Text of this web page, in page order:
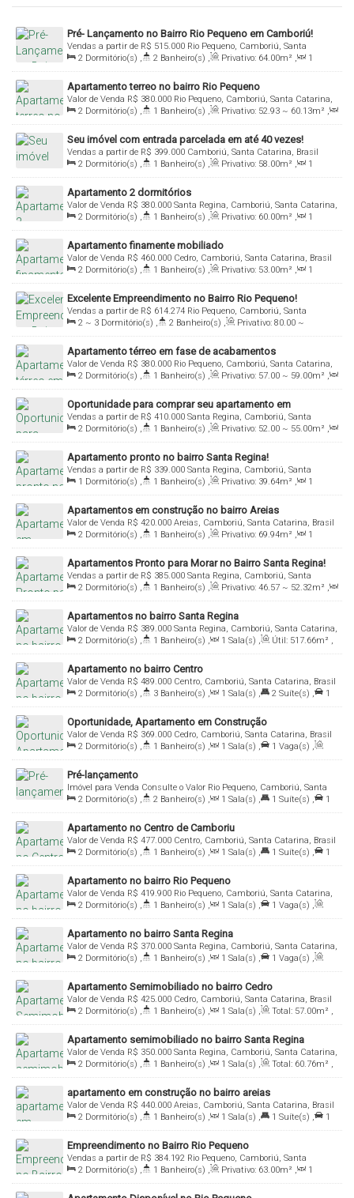
Pré- Lançamento no Bairro Rio Pequeno em Camboriú!
R$ 515.000
Vendas a partir de
Rio Pequeno, Camboriú, Santa
Catarina, Brasil
2 Dormitório(s) , 2 Banheiro(s) , Privativo: 64.00m² ,
1
Sala(s) , 1 Suíte(s) , 1 Vaga(s)
Apartamento terreo no bairro Rio Pequeno
R$ 380.000
Valor de Venda
Rio Pequeno, Camboriú, Santa Catarina,
Brasil
2 Dormitório(s) , 1 Banheiro(s) , Privativo: 52.93 ~ 60.13m² ,
1 Sala(s) , 1 Vaga(s)
Seu imóvel com entrada parcelada em até 40 vezes!
R$ 399.000
Vendas a partir de
Camboriú, Santa Catarina, Brasil
2 Dormitório(s) , 1 Banheiro(s) , Privativo: 58.00m² ,
1
Sala(s) , 1 Vaga(s)
Apartamento 2 dormitórios
R$ 380.000
Valor de Venda
Santa Regina, Camboriú, Santa Catarina,
Brasil
2 Dormitório(s) , 1 Banheiro(s) , Privativo: 60.00m² ,
1
Sala(s)
Apartamento finamente mobiliado
R$ 460.000
Valor de Venda
Cedro, Camboriú, Santa Catarina, Brasil
2 Dormitório(s) , 1 Banheiro(s) , Privativo: 53.00m² ,
1
Sala(s) , 1 Vaga(s)
Excelente Empreendimento no Bairro Rio Pequeno!
R$ 614.274
Vendas a partir de
Rio Pequeno, Camboriú, Santa
Catarina, Brasil
2 ~ 3 Dormitório(s) , 2 Banheiro(s) , Privativo: 80.00 ~
96.00m² , 1 Sala(s) , 1 Suíte(s) , 1 ~ 2 Vaga(s)
Apartamento térreo em fase de acabamentos
R$ 380.000
Valor de Venda
Rio Pequeno, Camboriú, Santa Catarina,
Brasil
2 Dormitório(s) , 1 Banheiro(s) , Privativo: 57.00 ~ 59.00m² ,
1 Sala(s) , 1 Vaga(s)
Oportunidade para comprar seu apartamento em
Camboriú!
R$ 410.000
Vendas a partir de
Santa Regina, Camboriú, Santa
Catarina, Brasil
2 Dormitório(s) , 1 Banheiro(s) , Privativo: 52.00 ~ 55.00m² ,
1 Sala(s) , 1 Vaga(s)
Apartamento pronto no bairro Santa Regina!
R$ 339.000
Vendas a partir de
Santa Regina, Camboriú, Santa
Catarina, Brasil
1 Dormitório(s) , 1 Banheiro(s) , Privativo: 39.64m² ,
1
Sala(s) , 1 Suíte(s) , 1 Vaga(s)
Apartamentos em construção no bairro Areias
R$ 420.000
Valor de Venda
Areias, Camboriú, Santa Catarina, Brasil
2 Dormitório(s) , 1 Banheiro(s) , Privativo: 69.94m² ,
1
Sala(s) , 1 Vaga(s)
Apartamentos Pronto para Morar no Bairro Santa Regina!
R$ 385.000
Vendas a partir de
Santa Regina, Camboriú, Santa
Catarina, Brasil
2 Dormitório(s) , 1 Banheiro(s) , Privativo: 46.57 ~ 52.32m² ,
1 Sala(s) , 1 Vaga(s)
Apartamentos no bairro Santa Regina
R$ 389.000
Valor de Venda
Santa Regina, Camboriú, Santa Catarina,
Brasil
2 Dormitório(s) , 1 Banheiro(s) , 1 Sala(s) , Útil: 517.66m² ,
Terreno: 303.17m²
Apartamento no bairro Centro
R$ 489.000
Valor de Venda
Centro, Camboriú, Santa Catarina, Brasil
2 Dormitório(s) , 3 Banheiro(s) , 1 Sala(s) , 2 Suíte(s) ,
1
Vaga(s) , Útil: 65.00m²
Oportunidade, Apartamento em Construção
R$ 369.000
Valor de Venda
Cedro, Camboriú, Santa Catarina, Brasil
2 Dormitório(s) , 1 Banheiro(s) , 1 Sala(s) , 1 Vaga(s) ,
Útil: 57.00m²
Pré-lançamento
Consulte o Valor
Imóvel para Venda
Rio Pequeno, Camboriú, Santa
Catarina, Brasil
2 Dormitório(s) , 2 Banheiro(s) , 1 Sala(s) , 1 Suíte(s) ,
1
Vaga(s) , Útil: 60.00m²
Apartamento no Centro de Camboriu
R$ 477.000
Valor de Venda
Centro, Camboriú, Santa Catarina, Brasil
2 Dormitório(s) , 1 Banheiro(s) , 1 Sala(s) , 1 Suíte(s) ,
1
Vaga(s) , Útil: 56.00m²
Apartamento no bairro Rio Pequeno
R$ 419.900
Valor de Venda
Rio Pequeno, Camboriú, Santa Catarina,
Brasil
2 Dormitório(s) , 1 Banheiro(s) , 1 Sala(s) , 1 Vaga(s) ,
Útil: 57.72m²
Apartamento no bairro Santa Regina
R$ 370.000
Valor de Venda
Santa Regina, Camboriú, Santa Catarina,
Brasil
2 Dormitório(s) , 1 Banheiro(s) , 1 Sala(s) , 1 Vaga(s) ,
Útil: 58.00m²
Apartamento Semimobiliado no bairro Cedro
R$ 425.000
Valor de Venda
Cedro, Camboriú, Santa Catarina, Brasil
2 Dormitório(s) , 1 Banheiro(s) , 1 Sala(s) , Total: 57.00m² ,
1 Vaga(s) , Útil: 53.00m²
Apartamento semimobiliado no bairro Santa Regina
R$ 350.000
Valor de Venda
Santa Regina, Camboriú, Santa Catarina,
Brasil
2 Dormitório(s) , 1 Banheiro(s) , 1 Sala(s) , Total: 60.76m² ,
1 Vaga(s) , Útil: 51.70m²
apartamento em construção no bairro areias
R$ 440.000
Valor de Venda
Areias, Camboriú, Santa Catarina, Brasil
2 Dormitório(s) , 1 Banheiro(s) , 1 Sala(s) , 1 Suíte(s) ,
1
Vaga(s) , Útil: 61.00m²
Empreendimento no Bairro Rio Pequeno
R$ 384.192
Vendas a partir de
Rio Pequeno, Camboriú, Santa
Catarina, Brasil
2 Dormitório(s) , 1 Banheiro(s) , Privativo: 63.00m² ,
1
Sala(s) , 1 Suíte(s) , 1 Vaga(s)